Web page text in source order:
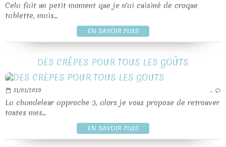
Cela fait un petit moment que je n'ai cuisiné de croque
tablette, mais...
EN SAVOIR PLUS
DES CRÊPES POUR TOUS LES GOÛTS
31/01/2019 …
La chandeleur approche :), alors je vous propose de retrouver
toutes mes...
EN SAVOIR PLUS